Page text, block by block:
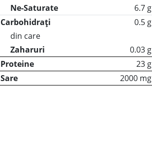
Ne-Saturate
6.7 g
Carbohidrați
0.5 g
din care
Zaharuri
0.03 g
Proteine
23 g
Sare
2000 mg